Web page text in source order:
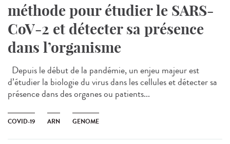
méthode pour étudier le SARS-
CoV-2 et détecter sa présence
dans l’organisme
Depuis le début de la pandémie, un enjeu majeur est
d’étudier la biologie du virus dans les cellules et détecter sa
présence dans des organes ou patients...
COVID-19 ARN GENOME